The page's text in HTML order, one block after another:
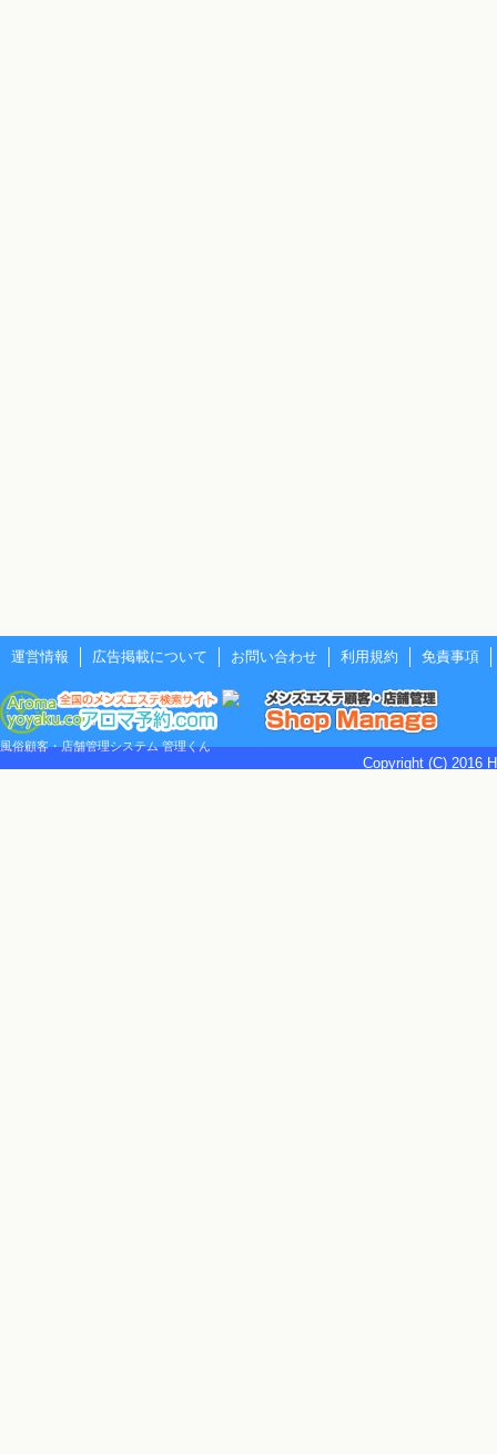
運営情報 広告掲載について お問い合わせ 利用規約 免責事項
風俗顧客・店舗管理システム 管理くん
Copyright (C) 2016